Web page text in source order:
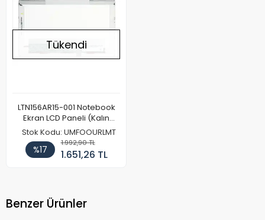
Tükendi
LTN156AR15-001 Notebook
Ekran LCD Paneli (Kalın
Kasa)
Stok Kodu: UMFOOURLMT
%17
1.992,90 TL
1.651,26 TL
Benzer Ürünler